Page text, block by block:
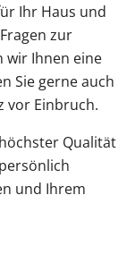
Ihr Haus und
zur
wir Ihnen eine
Sie gerne auch
vor Einbruch.
Qualität
und Ihrem